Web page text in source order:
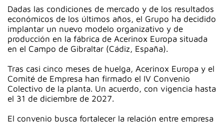
Dadas las condiciones de mercado y de los resultados
económicos de los últimos años, el Grupo ha decidido
implantar un nuevo modelo organizativo y de
producción en la fábrica de Acerinox Europa situada
en el Campo de Gibraltar (Cádiz, España).
Tras casi cinco meses de huelga, Acerinox Europa y el
Comité de Empresa han firmado el IV Convenio
Colectivo de la planta. Un acuerdo, con vigencia hasta
el 31 de diciembre de 2027.
El convenio busca fortalecer la relación entre empresa